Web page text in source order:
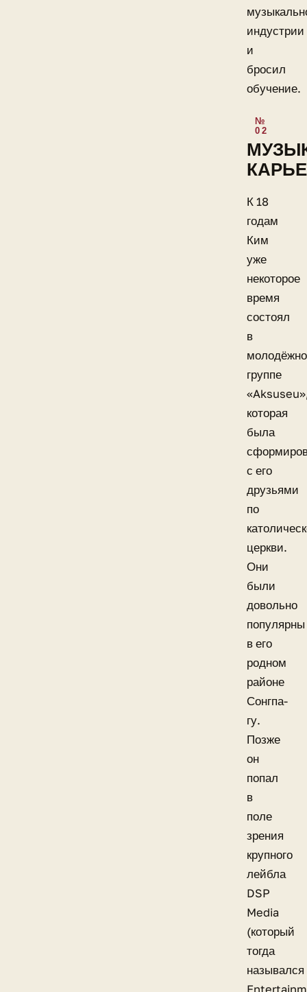
индустрии
и
бросил
обучение.
К 18
годам
Ким
уже
некоторое
время
состоял
в
группе
которая
была
с его
друзьями
по
церкви.
Они
были
довольно
популярны
в его
родном
районе
Сонгпа-
гу.
Позже
он
попал
в
поле
зрения
крупного
лейбла
DSP
Media
(который
тогда
назывался